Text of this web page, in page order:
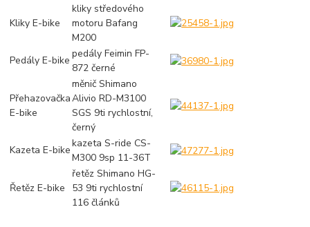
Kliky E-bike
kliky středového
motoru Bafang
M200
Pedály E-bike
pedály Feimin FP-
872 černé
Přehazovačka
E-bike
měnič Shimano
Alivio RD-M3100
SGS 9ti rychlostní,
černý
Kazeta E-bike
kazeta S-ride CS-
M300 9sp 11-36T
Řetěz E-bike
řetěz Shimano HG-
53 9ti rychlostní
116 článků